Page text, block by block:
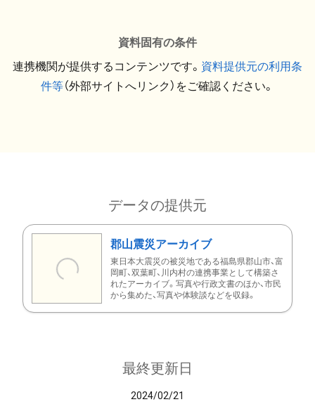
資料固有の条件
連携機関が提供するコンテンツです。 資料提供元の利用条
件等（外部サイトへリンク）をご確認ください。
データの提供元
郡山震災アーカイブ
東日本大震災の被災地である福島県郡山市、富
岡町、双葉町、川内村の連携事業として構築さ
れたアーカイブ。写真や行政文書のほか、市民
から集めた、写真や体験談などを収録。
最終更新日
2024/02/21